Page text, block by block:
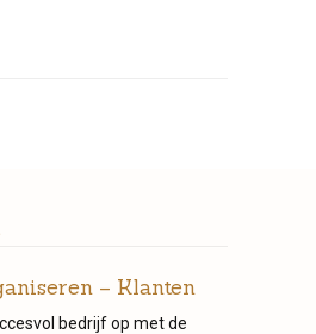
– Klanten
bedrijf op met de